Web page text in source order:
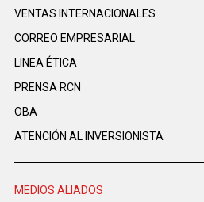
VENTAS INTERNACIONALES
CORREO EMPRESARIAL
LINEA ÉTICA
PRENSA RCN
OBA
ATENCIÓN AL INVERSIONISTA
MEDIOS ALIADOS